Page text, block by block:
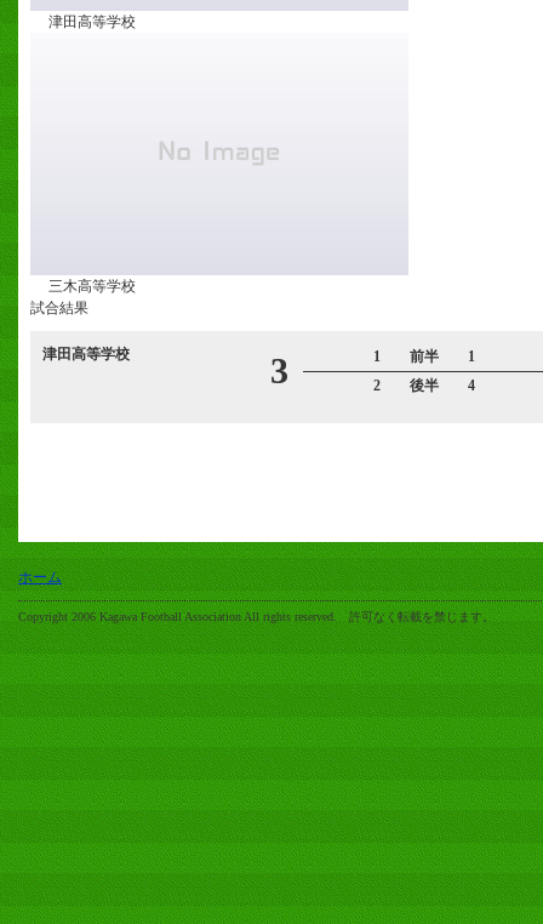
津田高等学校
三木高等学校
試合結果
津田高等学校 3
1 前半 1
2 後半 4
ホーム
Copyright 2006 Kagawa Football Association All rights reserved. 許可なく転載を禁じます。